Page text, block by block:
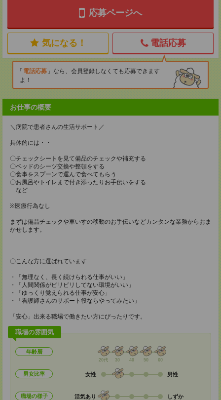
応募ページへ
気になる！ 電話応募
電話応募
なら、会員登録しなくても応募できます
よ！
お仕事の概要
＼病院で患者さんの生活サポート／
具体的には・・
〇チェックシートを見て備品のチェックや補充する
〇ベッドのシーツ交換や整頓をする
〇食事をスプーンで運んで食べてもらう
〇お風呂やトイレまで付き添ったりお手伝いをする
など
※医療行為なし
まずは備品チェックや車いすの移動のお手伝いなどカンタンな業務からおま
かせします。
〇こんな方に選ばれています
・「無理なく、長く続けられる仕事がいい」
・「人間関係がピリピリしてない環境がいい」
・「ゆっくり覚えられる仕事が安心」
・「看護師さんのサポート役ならやってみたい」
「安心」出来る職場で働きたい方にぴったりです。
職場の雰囲気
年齢層
20代 30 40 50 60
男女比率 女性 男性
職場の様子 活気あり しずか